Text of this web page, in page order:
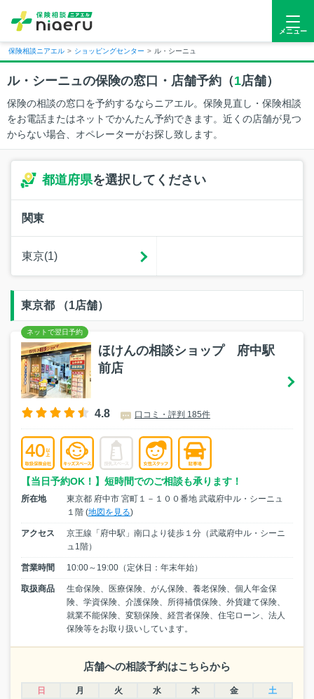
メニュー
保険相談ニアエル > ショッピングセンター > ル・シーニュ
ル・シーニュの保険の窓口・店舗予約（1店舗）
保険の相談の窓口を予約するならニアエル。保険見直し・保険相談
をお電話またはネットでかんたん予約できます。近くの店舗が見つ
からない場合、オペレーターがお探し致します。
都道府県を選択してください
関東
東京(1)
東京都 （1店舗）
ほけんの相談ショップ 府中駅
前店
4.8 口コミ・評判 185件
【当日予約OK！】短時間でのご相談も承ります！
所在地
東京都 府中市 宮町１－１００番地 武蔵府中ル・シーニュ
１階 (地図を見る)
アクセス
京王線「府中駅」南口より徒歩１分（武蔵府中ル・シーニ
ュ1階）
営業時間 10:00～19:00（定休日：年末年始）
取扱商品
生命保険、医療保険、がん保険、養老保険、個人年金保
険、学資保険、介護保険、所得補償保険、外貨建て保険、
就業不能保険、変額保険、経営者保険、住宅ローン、法人
保険等をお取り扱いしています。
店舗への相談予約はこちらから
日 月 火 水 木 金
土